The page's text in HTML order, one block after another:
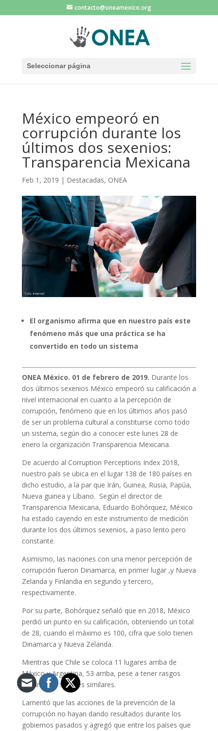
contacto@oneamexico.org
Seleccionar página
México empeoró en
corrupción durante los
últimos dos sexenios:
Transparencia Mexicana
Feb 1, 2019 | Destacadas, ONEA
El organismo afirma que en nuestro país este
fenómeno más que una práctica se ha
convertido en todo un sistema
ONEA México. 01 de febrero de 2019. Durante los
dos últimos sexenios México empeoró su calificación a
nivel internacional en cuanto a la percepción de
corrupción, fenómeno que en los últimos años pasó
de ser un problema cultural a constituirse como todo
un sistema, según dio a conocer este lunes 28 de
enero la organización Transparencia Mexicana.
De acuerdo al Corruption Perceptions Index 2018,
nuestro país se ubica en el lugar 138 de 180 países en
dicho estudio, a la par que Irán, Guinea, Rusia, Papúa,
Nueva guinea y Líbano. Según el director de
Transparencia Mexicana, Eduardo Bohórquez, México
ha estado cayendo en este instrumento de medición
durante los dos últimos sexenios, a paso lento pero
constante.
Asimismo, las naciones con una menor percepción de
corrupción fueron Dinamarca, en primer lugar ,y Nueva
Zelanda y Finlandia en segundo y tercero,
respectivamente.
Por su parte, Bohórquez señaló que en 2018, México
perdió un punto en su calificación, obteniendo un total
de 28, cuando el máximo es 100, cifra que solo tienen
Dinamarca y Nueva Zelanda.
Mientras que Chile se coloca 11 lugares arriba de
México y Argentina, 53 arriba, pese a tener rasgos
culturales y sociales similares.
Lamentó que las acciones de la prevención de la
corrupción no hayan dando resultados durante los
gobiernos pasados y agregó que entre los países que